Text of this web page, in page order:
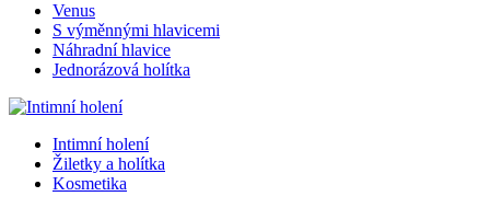
Venus
S výměnnými hlavicemi
Náhradní hlavice
Jednorázová holítka
Intimní holení
Žiletky a holítka
Kosmetika